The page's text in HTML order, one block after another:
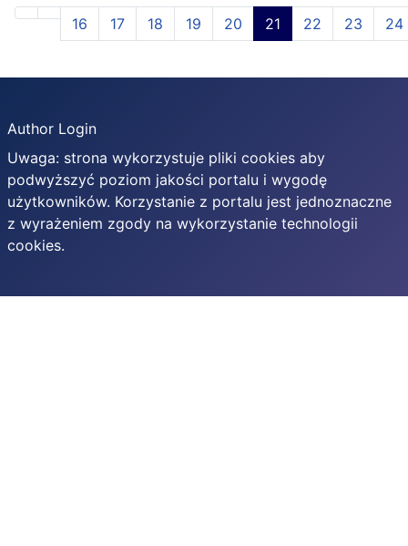
16 17 18 19 20 21 22 23 24
Author Login
Uwaga: strona wykorzystuje pliki cookies aby
podwyższyć poziom jakości portalu i wygodę
użytkowników. Korzystanie z portalu jest jednoznaczne
z wyrażeniem zgody na wykorzystanie technologii
cookies.